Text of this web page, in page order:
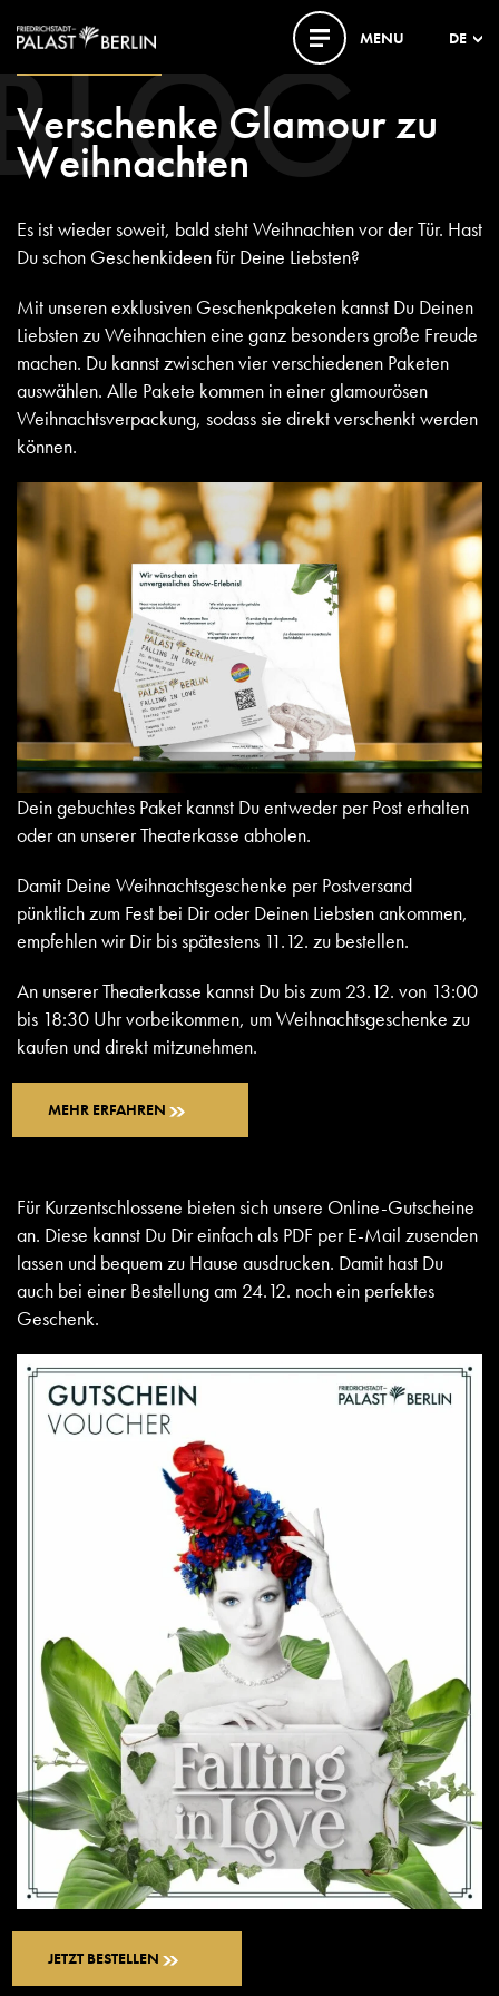
MENU DE
Verschenke Glamour zu
Weihnachten
Es ist wieder soweit, bald stehtWeihnachtenvor der Tür. Hast
Du schon Geschenkideen für Deine Liebsten?
Mit unseren exklusiven Geschenkpaketen kannst Du Deinen
Liebsten zu Weihnachten eine ganz besonders große Freude
machen. Du kannst zwischen vier verschiedenen Paketen
auswählen. Alle Pakete kommen in einer glamourösen
Weihnachtsverpackung, sodass sie direkt verschenkt werden
können.
Dein gebuchtes Paket kannst Du entweder per Post erhalten
oder an unserer Theaterkasse abholen.
Damit Deine Weihnachtsgeschenke per Postversand
pünktlich zum Fest bei Dir oder Deinen Liebsten ankommen,
empfehlen wir Dir bis spätestens 11.12. zu bestellen.
An unserer Theaterkasse kannst Du bis zum 23.12. von 13:00
bis 18:30 Uhr vorbeikommen, um Weihnachtsgeschenke zu
kaufen und direkt mitzunehmen.
MEHR ERFAHREN
Für Kurzentschlossene bieten sich unsere Online-Gutscheine
an. Diese kannst Du Dir einfach als PDF per E-Mail zusenden
lassen und bequem zu Hause ausdrucken. Damit hast Du
auch bei einer Bestellung am 24.12. noch ein perfektes
Geschenk.
JETZT BESTELLEN